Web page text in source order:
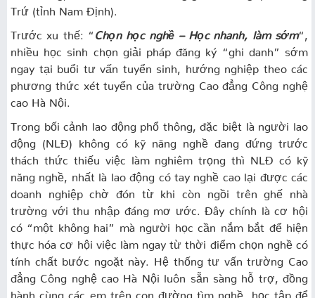
Trứ (tỉnh Nam Định).
Trước xu thế: “ Chọn học nghề – Học nhanh, làm sớm“,
nhiều học sinh chọn giải pháp đăng ký “ghi danh” sớm
ngay tại buổi tư vấn tuyển sinh, hướng nghiệp theo các
phương thức xét tuyển của trường Cao đẳng Công nghệ
cao Hà Nội.
Trong bối cảnh lao động phổ thông, đặc biệt là người lao
động (NLĐ) không có kỹ năng nghề đang đứng trước
thách thức thiếu việc làm nghiêm trọng thì NLĐ có kỹ
năng nghề, nhất là lao động có tay nghề cao lại được các
doanh nghiệp chờ đón từ khi còn ngồi trên ghế nhà
trường với thu nhập đáng mơ ước. Đây chính là cơ hội
có “một không hai” mà người học cần nắm bắt để hiện
thực hóa cơ hội việc làm ngay từ thời điểm chọn nghề có
tính chất bước ngoặt này. Hệ thống tư vấn trường Cao
đẳng Công nghệ cao Hà Nội luôn sẵn sàng hỗ trợ, đồng
hành cùng các em trên con đường tìm nghề, học tập để